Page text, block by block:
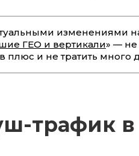
изменениями
ГЕО и вертикали» — не
плюс и не тратить много
трафик в